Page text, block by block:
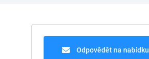
Odpovědět na nabídku